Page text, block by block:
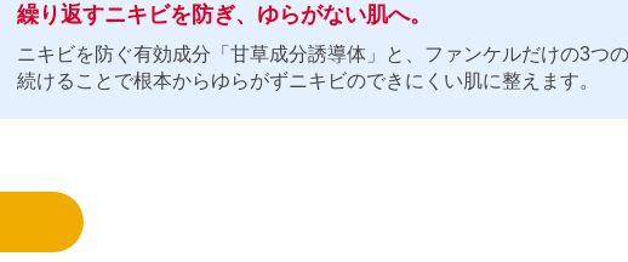
繰り返すニキビを防ぎ、ゆらがない肌へ。
ニキビを防ぐ有効成分「甘草成分誘導体」と、ファンケルだけの3つ
続けることで根本からゆらがずニキビのできにくい肌に整えます。